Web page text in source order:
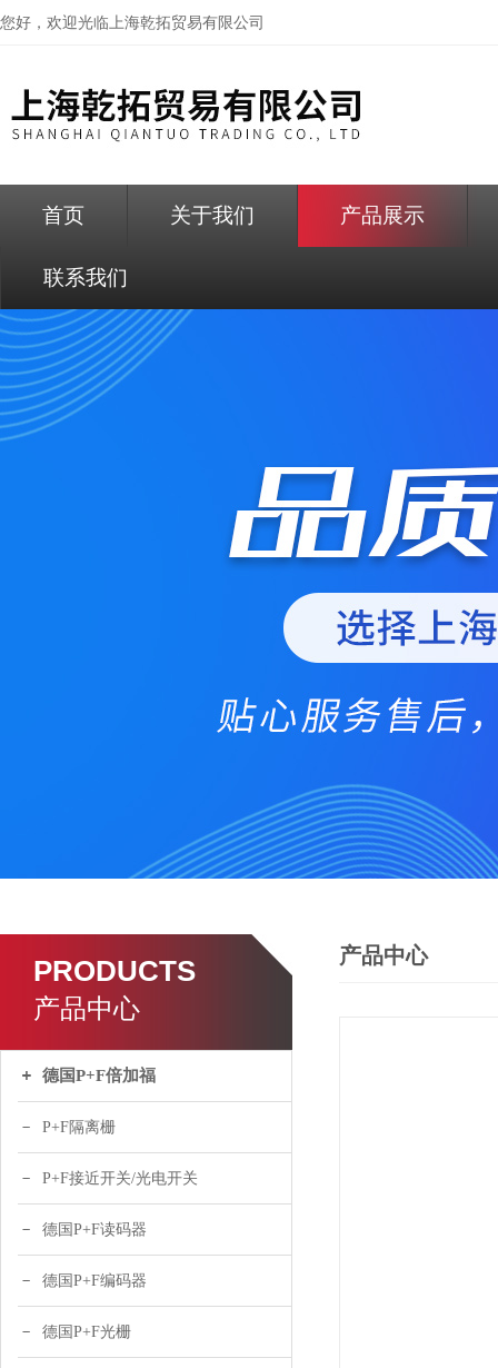
您好，欢迎光临上海乾拓贸易有限公司
首页 关于我们 产品展示
联系我们
PRODUCTS
产品中心
德国P+F倍加福
P+F隔离栅
P+F接近开关/光电开关
德国P+F读码器
德国P+F编码器
德国P+F光栅
产品中心